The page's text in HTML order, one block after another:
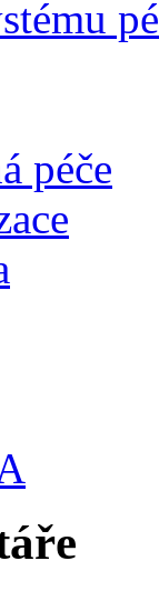
péče